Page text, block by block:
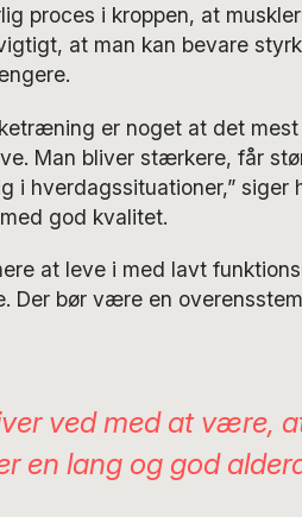
proces i kroppen, at
at man kan bevare
er noget at det
Man bliver stærkere, får
i hverdagssituationer,”
god kvalitet.
at leve i med lavt
Der bør være en
ved med at være,
en lang og god